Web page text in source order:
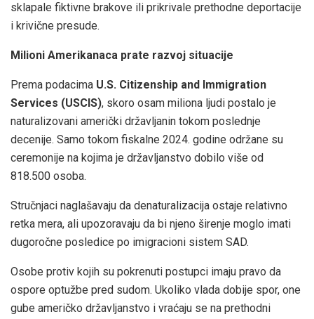
sklapale fiktivne brakove ili prikrivale prethodne deportacije
i krivične presude.
Milioni Amerikanaca prate razvoj situacije
Prema podacima U.S. Citizenship and Immigration
Services (USCIS), skoro osam miliona ljudi postalo je
naturalizovani američki državljanin tokom poslednje
decenije. Samo tokom fiskalne 2024. godine održane su
ceremonije na kojima je državljanstvo dobilo više od
818.500 osoba.
Stručnjaci naglašavaju da denaturalizacija ostaje relativno
retka mera, ali upozoravaju da bi njeno širenje moglo imati
dugoročne posledice po imigracioni sistem SAD.
Osobe protiv kojih su pokrenuti postupci imaju pravo da
ospore optužbe pred sudom. Ukoliko vlada dobije spor, one
gube američko državljanstvo i vraćaju se na prethodni